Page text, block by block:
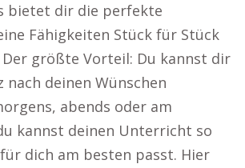
bietet dir die perfekte
Fähigkeiten Stück für Stück
Der größte Vorteil: Du kannst dir
nach deinen Wünschen
abends oder am
kannst deinen Unterricht so
dich am besten passt. Hier